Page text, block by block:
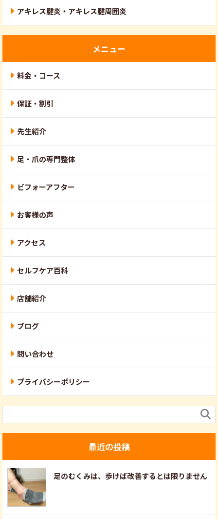
アキレス腱炎・アキレス腱周囲炎
メニュー
料金・コース
保証・割引
先生紹介
足・爪の専門整体
ビフォーアフター
お客様の声
アクセス
セルフケア百科
店舗紹介
ブログ
問い合わせ
プライバシーポリシー

最近の投稿
足のむくみは、歩けば改善するとは限りません